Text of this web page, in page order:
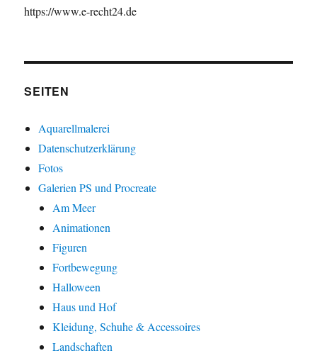
https://www.e-recht24.de
SEITEN
Aquarellmalerei
Datenschutzerklärung
Fotos
Galerien PS und Procreate
Am Meer
Animationen
Figuren
Fortbewegung
Halloween
Haus und Hof
Kleidung, Schuhe & Accessoires
Landschaften